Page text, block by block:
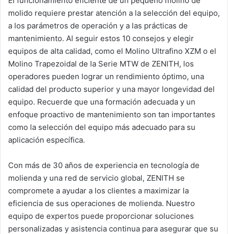
molido requiere prestar atención a la selección del equipo,
a los parámetros de operación y a las prácticas de
mantenimiento. Al seguir estos 10 consejos y elegir
equipos de alta calidad, como el Molino Ultrafino XZM o el
Molino Trapezoidal de la Serie MTW de ZENITH, los
operadores pueden lograr un rendimiento óptimo, una
calidad del producto superior y una mayor longevidad del
equipo. Recuerde que una formación adecuada y un
enfoque proactivo de mantenimiento son tan importantes
como la selección del equipo más adecuado para su
aplicación específica.
Con más de 30 años de experiencia en tecnología de
molienda y una red de servicio global, ZENITH se
compromete a ayudar a los clientes a maximizar la
eficiencia de sus operaciones de molienda. Nuestro
equipo de expertos puede proporcionar soluciones
personalizadas y asistencia continua para asegurar que su